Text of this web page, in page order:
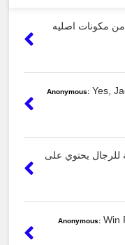
من مكونات اصليه
Anonymous: Yes,
للرجال يحتوي على
Anonymous: Win